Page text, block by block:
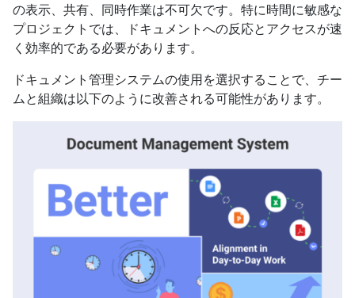
の表示、共有、同時作業は不可欠です。特に時間に敏感な
プロジェクトでは、ドキュメントへの反応とアクセスが速
く効率的である必要があります。
ドキュメント管理システムの使用を選択することで、チー
ムと組織は以下のように改善される可能性があります。